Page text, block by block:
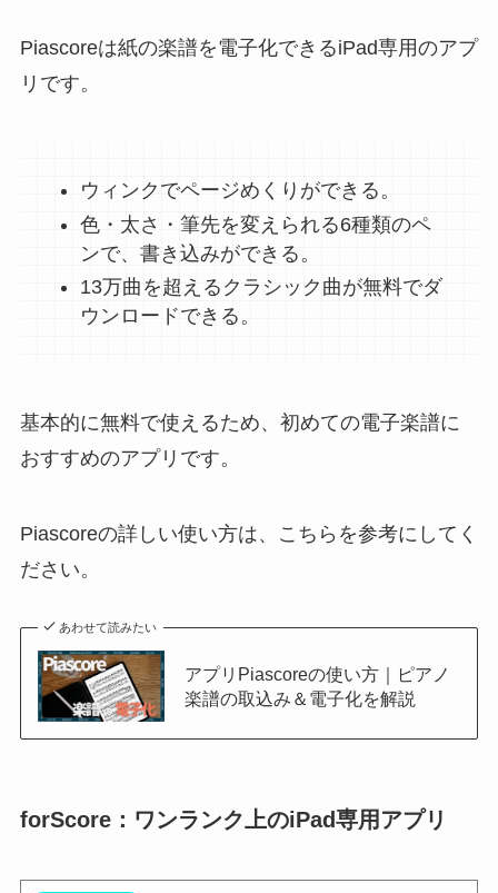
Piascoreは紙の楽譜を電子化できるiPad専用のアプ
リです。
ウィンクでページめくりができる。
色・太さ・筆先を変えられる6種類のペ
ンで、書き込みができる。
13万曲を超えるクラシック曲が無料でダ
ウンロードできる。
基本的に無料で使えるため、初めての電子楽譜に
おすすめのアプリです。
Piascoreの詳しい使い方は、こちらを参考にしてく
ださい。
あわせて読みたい
アプリPiascoreの使い方｜ピアノ
楽譜の取込み＆電子化を解説
forScore：ワンランク上のiPad専用アプリ